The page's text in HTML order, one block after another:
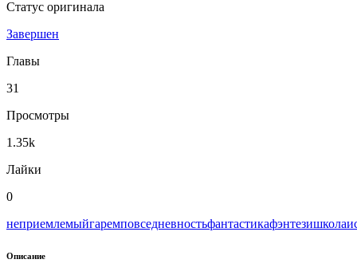
Статус оригинала
Завершен
Главы
31
Просмотры
1.35k
Лайки
0
неприемлемыйгаремповседневностьфантастикафэнтезишкола
Описание